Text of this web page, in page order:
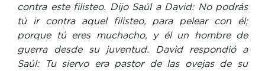
contra este filisteo. Dijo Saúl a David: No podrás
tú ir contra aquel filisteo, para pelear con él;
porque tú eres muchacho, y él un hombre de
guerra desde su juventud. David respondió a
Saúl: Tu siervo era pastor de las ovejas de su